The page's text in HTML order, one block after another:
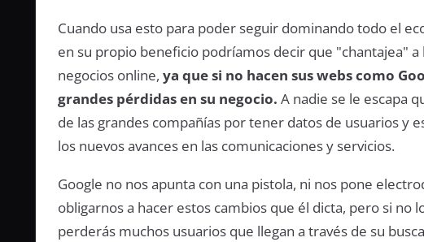
Cuando usa esto para poder seguir dominando todo el
en su propio beneficio podríamos decir que "chantajea"
negocios online, ya que si no hacen sus webs como
grandes pérdidas en su negocio. A nadie se le escapa
de las grandes compañías por tener datos de usuarios y
los nuevos avances en las comunicaciones y servicios.
Google no nos apunta con una pistola, ni nos pone
obligarnos a hacer estos cambios que él dicta, pero si no
perderás muchos usuarios que llegan a través de su